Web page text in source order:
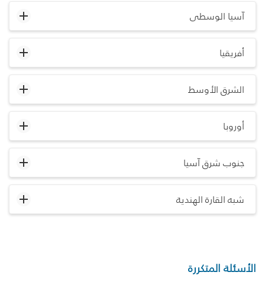
آسيا الوسطى
أفريقيا
الشرق الأوسط
أوروبا
جنوب شرق آسيا
شبه القارة الهندية
الأسئلة المتكررة